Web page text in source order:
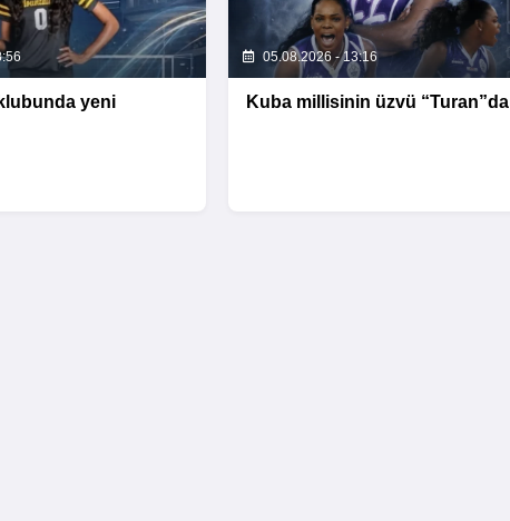
yeni
05.08.2026 - 13:16
Kuba millisinin üzvü “Turan”da